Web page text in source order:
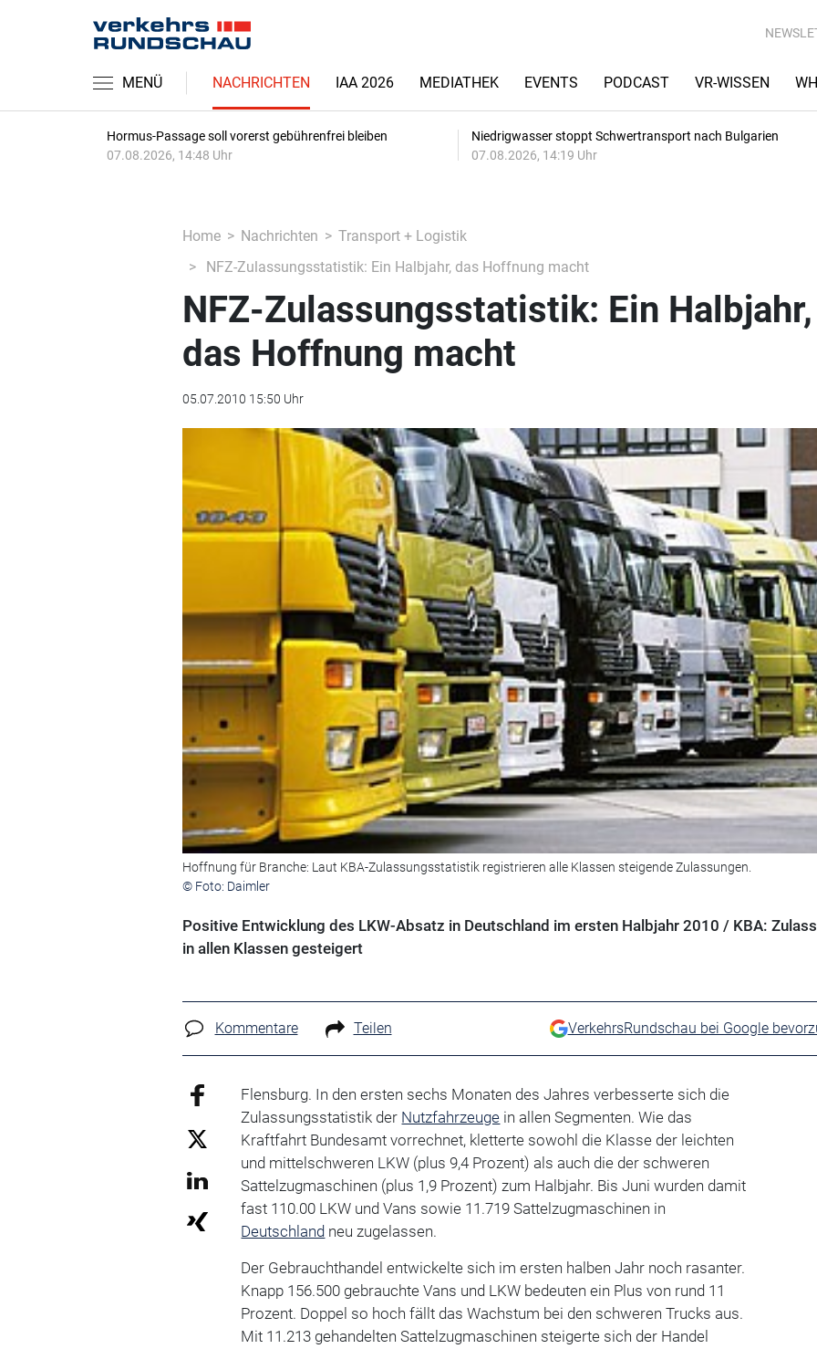
MENÜ NACHRICHTEN IAA 2026 MEDIATHEK EVENTS PODCAST VR-WISSEN
Hormus-Passage soll vorerst gebührenfrei bleiben
07.08.2026, 14:48 Uhr
Niedrigwasser stoppt Schwertransport nach Bulgarien
07.08.2026, 14:19 Uhr
Home Nachrichten
Transport + Logistik
NFZ-Zulassungsstatistik: Ein Halbjahr, das Hoffnung macht
NFZ-Zulassungsstatistik: Ein Halbjahr,
das Hoffnung macht
05.07.2010 15:50 Uhr
Hoffnung für Branche: Laut KBA-Zulassungsstatistik registrieren alle Klassen steigende Zulassungen.
© Foto: Daimler
Positive Entwicklung des LKW-Absatz in Deutschland im ersten Halbjahr 2010 / KBA:
in allen Klassen gesteigert
Kommentare Teilen VerkehrsRundschau bei Google
Flensburg. In den ersten sechs Monaten des Jahres verbesserte sich die
Zulassungsstatistik der Nutzfahrzeuge in allen Segmenten. Wie das
Kraftfahrt Bundesamt vorrechnet, kletterte sowohl die Klasse der leichten
und mittelschweren LKW (plus 9,4 Prozent) als auch die der schweren
Sattelzugmaschinen (plus 1,9 Prozent) zum Halbjahr. Bis Juni wurden damit
fast 110.00 LKW und Vans sowie 11.719 Sattelzugmaschinen in
Deutschland neu zugelassen.
Der Gebrauchthandel entwickelte sich im ersten halben Jahr noch rasanter.
Knapp 156.500 gebrauchte Vans und LKW bedeuten ein Plus von rund 11
Prozent. Doppel so hoch fällt das Wachstum bei den schweren Trucks aus.
Mit 11.213 gehandelten Sattelzugmaschinen steigerte sich der Handel